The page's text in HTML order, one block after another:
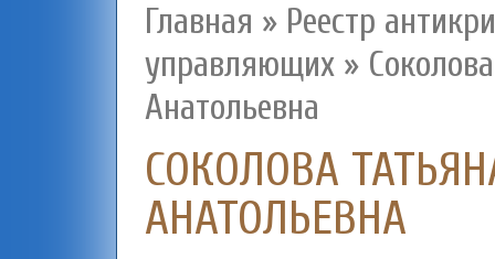
Главная » Реестр
управляющих »
Анатольевна
СОКОЛОВА
АНАТОЛЬЕВНА